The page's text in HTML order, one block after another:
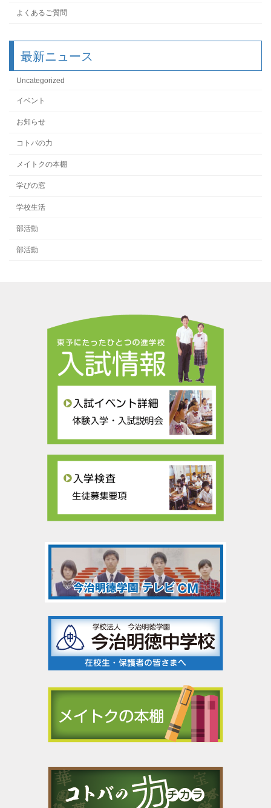
よくあるご質問
最新ニュース
Uncategorized
イベント
お知らせ
コトバの力
メイトクの本棚
学びの窓
学校生活
部活動
部活動